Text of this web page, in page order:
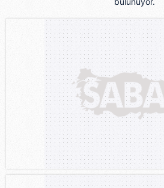
için Ayarlar butonuna tıklayabilir,
Metnimiziziyaret edebilirsiniz.
6698 sayılı Kişisel Verilerin
hazırlanmış Aydınlatma Metnimizi
ilgili mevzuata uygun olarak
almak için lütfen tıklayınız